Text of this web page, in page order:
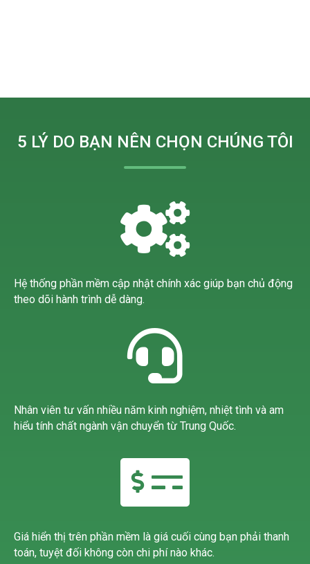
5 LÝ DO BẠN NÊN CHỌN CHÚNG TÔI
Hệ thống phần mềm cập nhật chính xác giúp bạn chủ động
theo dõi hành trình dễ dàng.
Nhân viên tư vấn nhiều năm kinh nghiệm, nhiệt tình và am
hiểu tính chất ngành vận chuyển từ Trung Quốc.
Giá hiển thị trên phần mềm là giá cuối cùng bạn phải thanh
toán, tuyệt đối không còn chi phí nào khác.